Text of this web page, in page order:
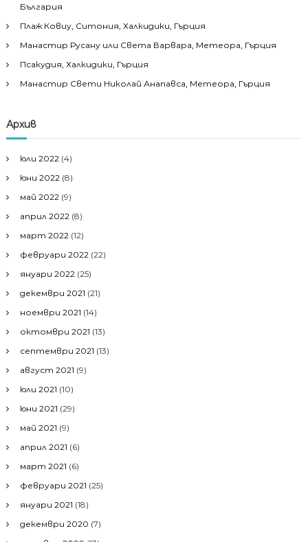
България
Плаж Ковиу, Ситония, Халкидики, Гърция
Манастир Русану или Света Варвара, Метеора, Гърция
Псакудия, Халкидики, Гърция
Манастир Свети Николай Анапавса, Метеора, Гърция
Архив
юли 2022 (4)
юни 2022 (8)
май 2022 (9)
април 2022 (8)
март 2022 (12)
февруари 2022 (22)
януари 2022 (25)
декември 2021 (21)
ноември 2021 (14)
октомври 2021 (13)
септември 2021 (13)
август 2021 (9)
юли 2021 (10)
юни 2021 (29)
май 2021 (9)
април 2021 (6)
март 2021 (6)
февруари 2021 (25)
януари 2021 (18)
декември 2020 (7)